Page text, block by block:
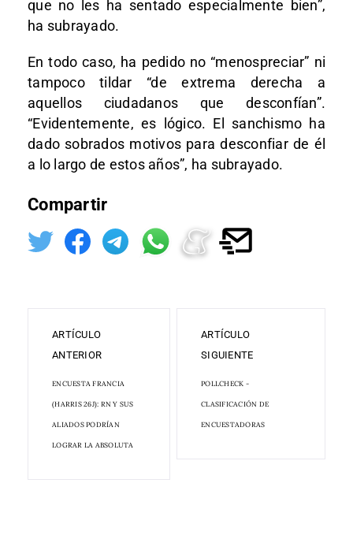
que no les ha sentado especialmente bien”,
ha subrayado.
En todo caso, ha pedido no “menospreciar” ni
tampoco tildar “de extrema derecha a
aquellos ciudadanos que desconfían”.
“Evidentemente, es lógico. El sanchismo ha
dado sobrados motivos para desconfiar de él
a lo largo de estos años”, ha subrayado.
Compartir
ARTÍCULO
ANTERIOR
ENCUESTA FRANCIA
(HARRIS 26J): RN Y SUS
ALIADOS PODRÍAN
LOGRAR LA ABSOLUTA
ARTÍCULO
SIGUIENTE
POLLCHECK -
CLASIFICACIÓN DE
ENCUESTADORAS